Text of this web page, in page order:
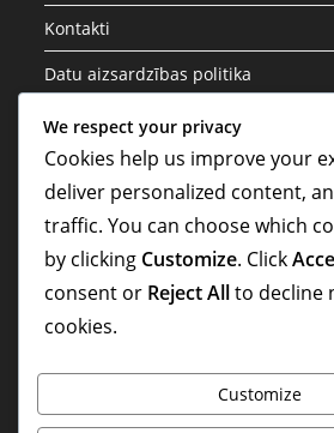
Kontakti
Datu aizsardzības politika
Noteikumi un nosacījumi
Par mums
Meklēt
We respect your privacy
Cookies help us improve your
deliver personalized content,
traffic. You can choose which
by clicking Customize. Click
consent or Reject Allto decline
cookies.
Customize